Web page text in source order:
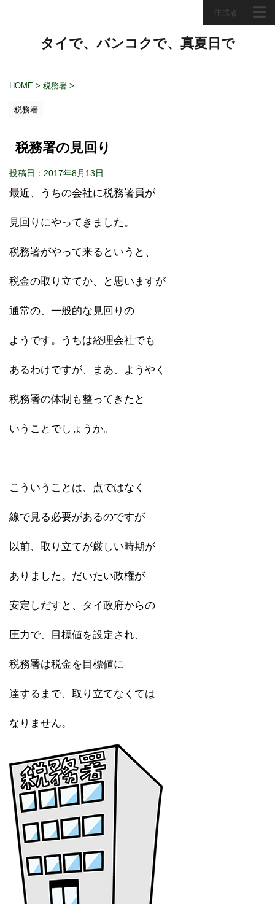
作成者
タイで、バンコクで、真夏日で
HOME > 税務署 >
税務署
税務署の見回り
投稿日：2017年8月13日
最近、うちの会社に税務署員が
見回りにやってきました。
税務署がやって来るというと、
税金の取り立てか、と思いますが
通常の、一般的な見回りの
ようです。うちは経理会社でも
あるわけですが、まあ、ようやく
税務署の体制も整ってきたと
いうことでしょうか。
こういうことは、点ではなく
線で見る必要があるのですが
以前、取り立てが厳しい時期が
ありました。だいたい政権が
安定しだすと、タイ政府からの
圧力で、目標値を設定され、
税務署は税金を目標値に
達するまで、取り立てなくては
なりません。